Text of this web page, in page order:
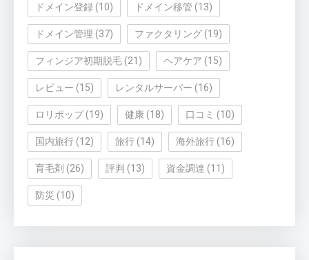
ドメイン登録 (10) ドメイン移管 (13)
ドメイン管理 (37) ファクタリング (19)
フィンジア初期脱毛 (21) ヘアケア (15)
レビュー (15) レンタルサーバー (16)
ロリポップ(19) 健康 (18) 口コミ (10)
国内旅行 (12) 旅行 (14) 海外旅行 (16)
育毛剤 (26) 評判 (13) 資金調達 (11)
防災 (10)